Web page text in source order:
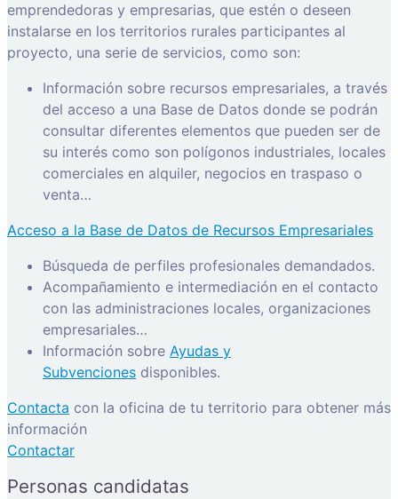
emprendedoras y empresarias, que estén o deseen
instalarse en los territorios rurales participantes al
proyecto, una serie de servicios, como son:
Información sobre recursos empresariales, a través
del acceso a una Base de Datos donde se podrán
consultar diferentes elementos que pueden ser de
su interés como son polígonos industriales, locales
comerciales en alquiler, negocios en traspaso o
venta…
Acceso a la Base de Datos de Recursos Empresariales
Búsqueda de perfiles profesionales demandados.
Acompañamiento e intermediación en el contacto
con las administraciones locales, organizaciones
empresariales…
Información sobre Ayudas y
Subvenciones disponibles.
Contacta con la oficina de tu territorio para obtener más
información
Contactar
Personas candidatas